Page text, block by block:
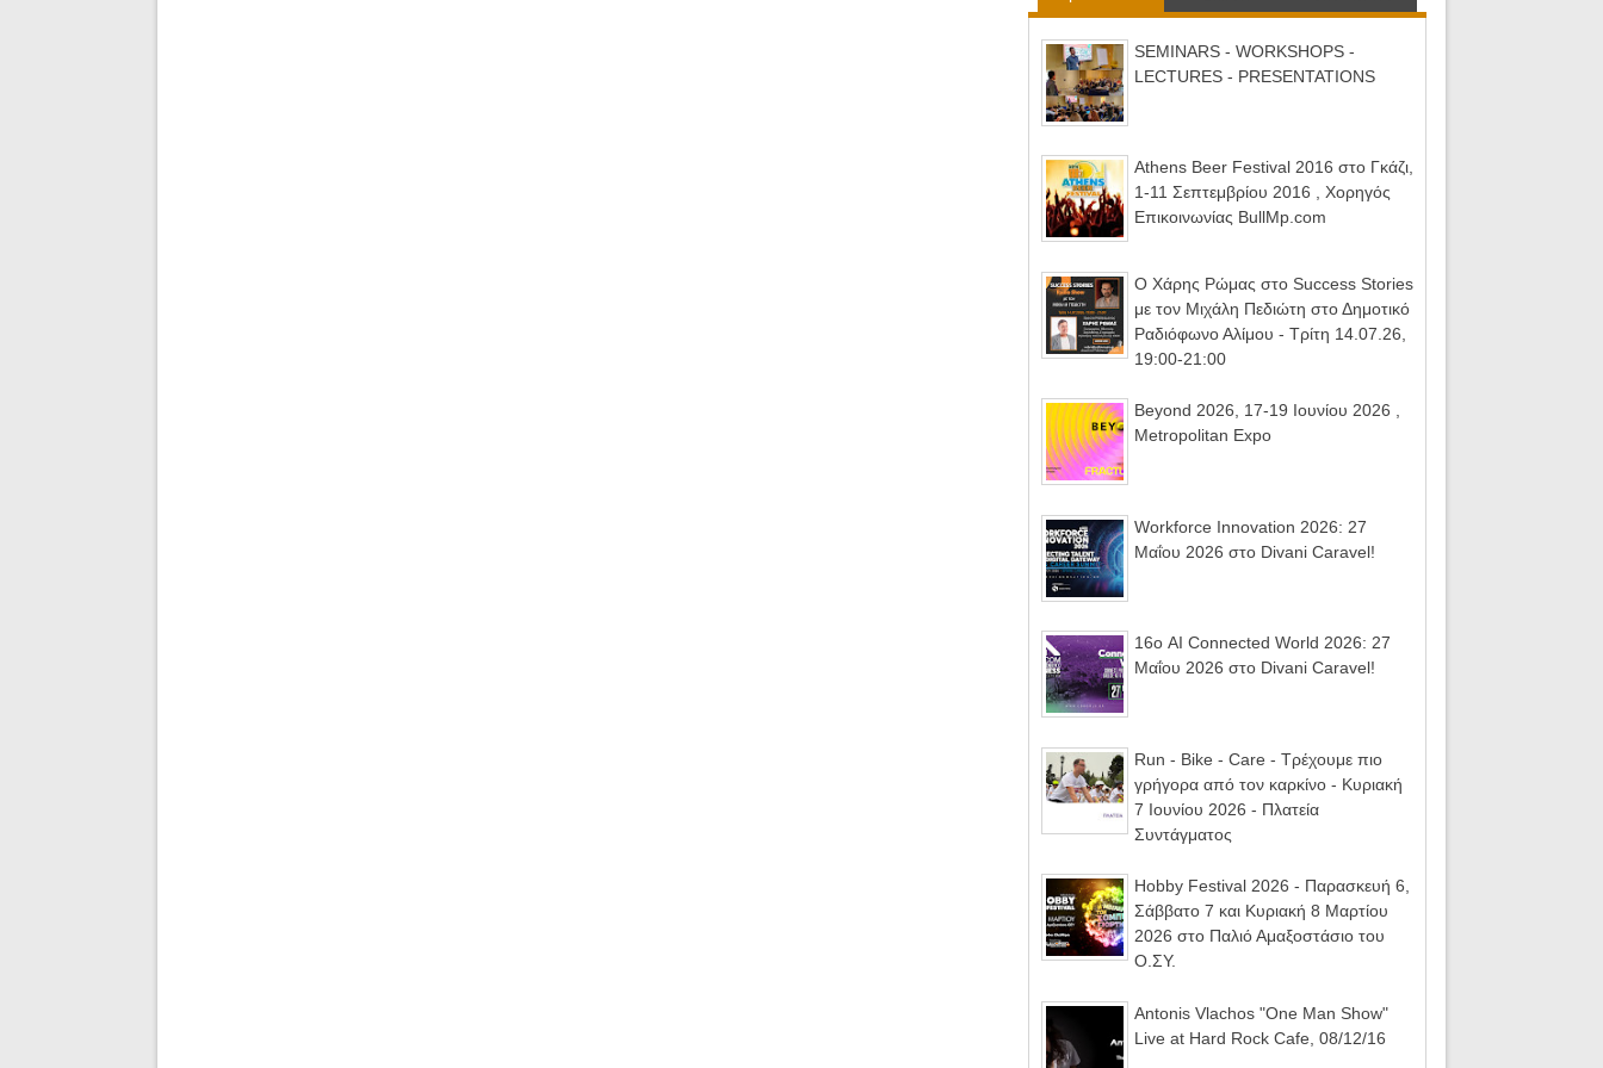
SEMINARS - WORKSHOPS -
LECTURES - PRESENTATIONS
Athens Beer Festival 2016 στο Γκάζι,
1-11 Σεπτεμβρίου 2016 , Χορηγός
Επικοινωνίας BullMp.com
Ο Χάρης Ρώμας στο Success Stories
με τον Μιχάλη Πεδιώτη στο Δημοτικό
Ραδιόφωνο Αλίμου - Τρίτη 14.07.26,
19:00-21:00
Beyond 2026, 17-19 Ιουνίου 2026 ,
Metropolitan Expo
Workforce Innovation 2026: 27
Μαΐου 2026 στο Divani Caravel!
16ο AI Connected World 2026: 27
Μαΐου 2026 στο Divani Caravel!
Run - Bike - Care - Τρέχουμε πιο
γρήγορα από τον καρκίνο - Κυριακή
7 Ιουνίου 2026 - Πλατεία
Συντάγματος
Hobby Festival 2026 - Παρασκευή 6,
Σάββατο 7 και Κυριακή 8 Μαρτίου
2026 στο Παλιό Αμαξοστάσιο του
Ο.ΣΥ.
Antonis Vlachos "One Man Show"
Live at Hard Rock Cafe, 08/12/16